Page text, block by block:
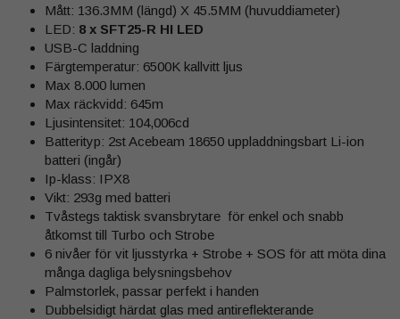
Mått: 136.3MM (längd) X 45.5MM (huvuddiameter)
LED: 8 x SFT25-R HI LED
USB-C laddning
Färgtemperatur: 6500K kallvitt ljus
Max 8.000 lumen
Max räckvidd: 645m
Ljusintensitet: 104,006cd
Batterityp: 2st Acebeam 18650 uppladdningsbart Li-ion
batteri (ingår)
Ip-klass: IPX8
Vikt: 293g med batteri
Tvåstegs taktisk svansbrytare för enkel och snabb
åtkomst till Turbo och Strobe
6 nivåer för vit ljusstyrka + Strobe + SOS för att möta dina
många dagliga belysningsbehov
Palmstorlek, passar perfekt i handen
Dubbelsidigt härdat glas med antireflekterande